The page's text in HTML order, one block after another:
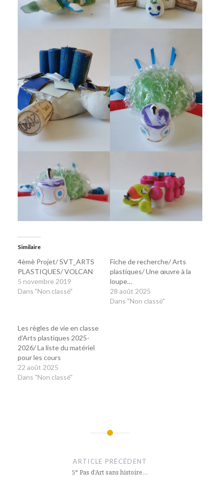
Similaire
4èmè Projet/ SVT_ARTS
PLASTIQUES/ VOLCAN
5 novembre 2019
Dans "Non classé"
Fiche de recherche/ Arts
plastiques/ Une œuvre à la
loupe…
28 août 2025
Dans "Non classé"
Les règles de vie en classe
d’Arts plastiques 2025-
2026/ La liste du matériel
pour les cours
22 août 2025
Dans "Non classé"
ARTICLE PRÉCÉDENT
5° Pas d’Art sans histoire…